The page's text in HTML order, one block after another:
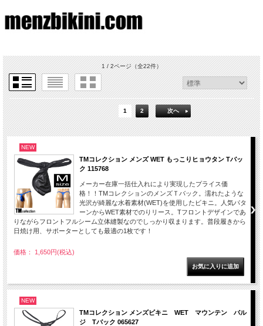
1 / 2ページ（全22件）
1 2 次へ
NEW
TMコレクション メンズ WET もっこりヒョウタン Tバッ
ク 115768
メーカー在庫一括仕入れにより実現したプライス価
格！！TMコレクションのメンズＴバック。濡れたような
光沢が綺麗な水着素材(WET)を使用したビキニ。人気パタ
ーンからWET素材でのりリース。Tフロントデザインであ
りながらフロントフルシーム立体縫製なのでしっかり収まります。普段履きから
日焼け用、サポーターとしても最適の1枚です！
価格： 1,650円(税込)
NEW
TMコレクション メンズビキニ WET マウンテン バル
ジ Tバック 065627